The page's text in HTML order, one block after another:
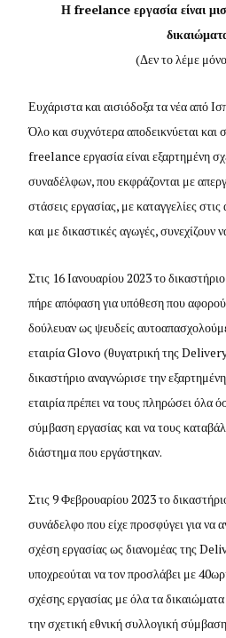
Ηfreelance εργασία είναι
(Δεν το λέμε
Ευχάριστα και αισιόδοξα τα νέα από
Όλο και συχνότερα αποδεικνύεται και
freelance εργασία είναι εξαρτημένη
συναδέλφων, που εκφράζονται με
στάσεις εργασίας, με καταγγελίες στις
και με δικαστικές αγωγές, συνεχίζουν
Στις 16 Ιανουαρίου 2023 το
πήρε απόφαση για υπόθεση που
δούλευαν ως ψευδείς
εταιρία Glovo (θυγατρική της
δικαστήριο αναγνώρισε την
εταιρία πρέπει να τους πληρώσει όλα
σύμβαση εργασίας και να τους
διάστημα που εργάστηκαν.
Στις 9 Φεβρουαρίου 2023 το
συνάδελφο που είχε προσφύγει για να
σχέση εργασίας ως διανομέας της
υποχρεούται να τον προσλάβει με
σχέσης εργασίας με όλα τα
την σχετική εθνική συλλογική